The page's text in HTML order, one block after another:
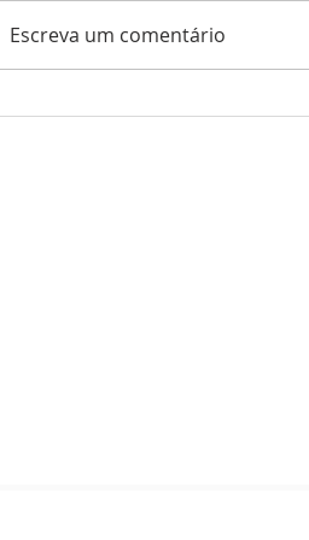
Reunidos pela cruz
Escreva um comentário